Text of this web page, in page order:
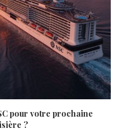
pour votre prochaine
?